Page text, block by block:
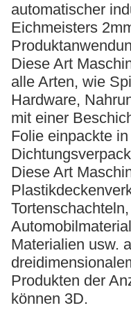
automatischer
Eichmeisters
Diese Art
alle Arten, wie
Hardware,
mit einer
Folie einpackte
Diese Art
Materialien usw.
Produkten der
können 3D.